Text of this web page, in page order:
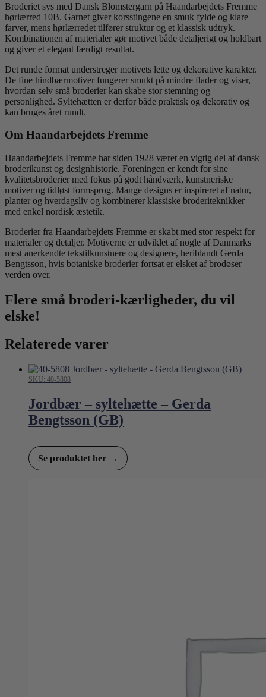
Broderiet sys med Dansk Blomstergarn på Haandarbejdets Fremme
hørlærred 10B. Garnet giver korsstingene en smuk fylde og klare
farver, mens hørlærredet tilfører struktur og et klassisk udtryk.
Kombinationen af materialer gør motivet både detaljerigt og holdbart
og giver et elegant færdigt resultat.
Det runde format understreger motivets lette og dekorative karakter.
De fine hindbærmotiver fungerer smukt på mindre flader og viser,
hvordan selv små broderier kan skabe stor stemning og
personlighed. Syltehætten er derfor både praktisk og dekorativ og
kan bruges året rundt.
Om Haandarbejdets Fremme
Haandarbejdets Fremme har siden 1928 været en vigtig del af dansk
broderikunst og designhistorie. Foreningen er kendt for sine
kvalitetsbroderier med fokus på godt håndværk, kunstneriske
motiver og tidløst formsprog. Mange designs er inspireret af natur,
planter og hverdagsliv og kombinerer klassiske broderiteknikker
med enkel nordisk æstetik.
Broderier fra Haandarbejdets Fremme er skabt med stor respekt for
materialer og detaljer. Motiverne er udviklet af nogle af Danmarks
mest anerkendte tekstilkunstnere og designere, heriblandt Gerda
Bengtsson, hvis botaniske broderier fortsat er elsket af brodøser
verden over.
Flere små broderi-kærligheder, du vil
elske!
Relaterede varer
SKU: 40-5808
Jordbær – syltehætte – Gerda
Bengtsson (GB)
Se produktet her →